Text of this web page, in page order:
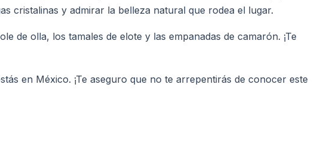
cristalinas y admirar la belleza natural que rodea el lugar.
de olla, los tamales de elote y las empanadas de camarón. ¡Te
en México. ¡Te aseguro que no te arrepentirás de conocer este